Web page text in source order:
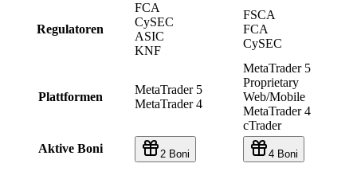
Regulatoren
FCA
CySEC
ASIC
KNF
FSCA
FCA
CySEC
Plattformen
MetaTrader 5
MetaTrader 4
MetaTrader 5
Proprietary
Web/Mobile
MetaTrader 4
cTrader
Aktive Boni
2 Boni 4 Boni